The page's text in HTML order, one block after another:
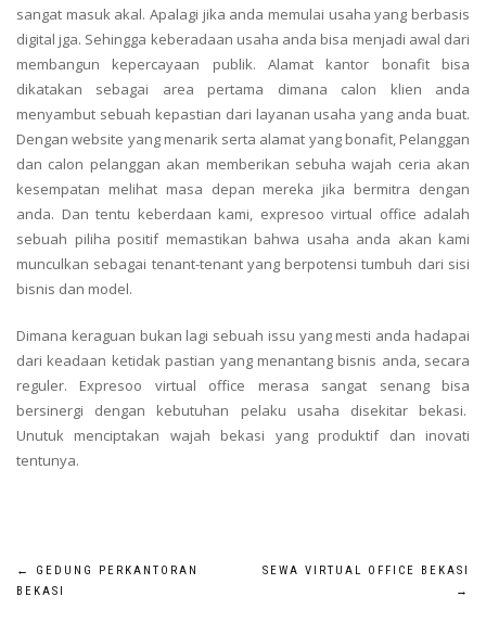
sangat masuk akal. Apalagi jika anda memulai usaha yang berbasis
digital jga. Sehingga keberadaan usaha anda bisa menjadi awal dari
membangun kepercayaan publik. Alamat kantor bonafit bisa
dikatakan sebagai area pertama dimana calon klien anda
menyambut sebuah kepastian dari layanan usaha yang anda buat.
Dengan website yang menarik serta alamat yang bonafit, Pelanggan
dan calon pelanggan akan memberikan sebuha wajah ceria akan
kesempatan melihat masa depan mereka jika bermitra dengan
anda. Dan tentu keberdaan kami, expresoo virtual office adalah
sebuah piliha positif memastikan bahwa usaha anda akan kami
munculkan sebagai tenant-tenant yang berpotensi tumbuh dari sisi
bisnis dan model.
Dimana keraguan bukan lagi sebuah issu yang mesti anda hadapai
dari keadaan ketidak pastian yang menantang bisnis anda, secara
reguler. Expresoo virtual office merasa sangat senang bisa
bersinergi dengan kebutuhan pelaku usaha disekitar bekasi.
Unutuk menciptakan wajah bekasi yang produktif dan inovati
tentunya.
Navigasi
←
GEDUNG PERKANTORAN
BEKASI
SEWA VIRTUAL OFFICE BEKASI
→